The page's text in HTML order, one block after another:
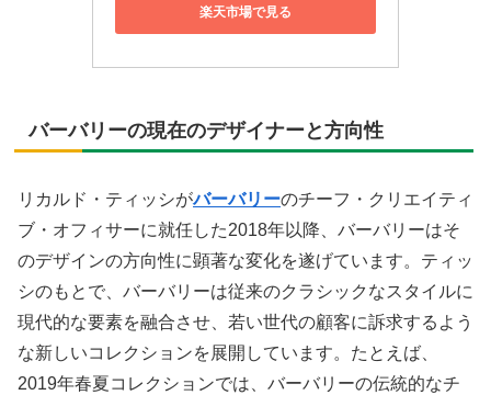
楽天市場で見る
バーバリーの現在のデザイナーと方向性
リカルド・ティッシがバーバリーのチーフ・クリエイティ
ブ・オフィサーに就任した2018年以降、バーバリーはそ
のデザインの方向性に顕著な変化を遂げています。ティッ
シのもとで、バーバリーは従来のクラシックなスタイルに
現代的な要素を融合させ、若い世代の顧客に訴求するよう
な新しいコレクションを展開しています。たとえば、
2019年春夏コレクションでは、バーバリーの伝統的なチ